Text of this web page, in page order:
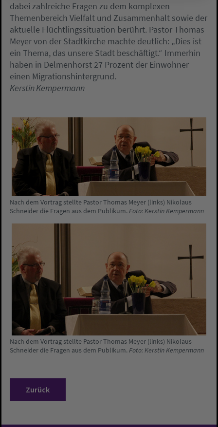
dabei zahlreiche Fragen zu dem komplexen
Themenbereich Vielfalt und Zusammenhalt sowie der
aktuelle Flüchtlingssituation berührt. Pastor Thomas
Meyer von der Stadtkirche machte deutlich: „Dies ist
ein Thema, das unsere Stadt beschäftigt.“ Immerhin
haben in Delmenhorst 27 Prozent der Einwohner
einen Migrationshintergrund.
Kerstin Kempermann
Nach dem Vortrag stellte Pastor Thomas Meyer (links) Nikolaus
Schneider die Fragen aus dem Publikum.Foto: Kerstin Kempermann
Nach dem Vortrag stellte Pastor Thomas Meyer (links) Nikolaus
Schneider die Fragen aus dem Publikum.Foto: Kerstin Kempermann
Zurück